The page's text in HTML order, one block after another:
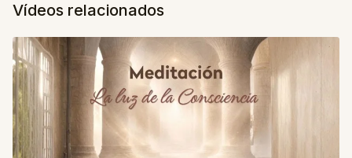
Vídeos relacionados